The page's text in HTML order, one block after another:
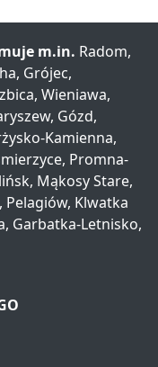
m.in. Radom,
Grójec,
Wieniawa,
Gózd,
Kamienna,
Promna-
Mąkosy Stare,
Pelagiów, Klwatka
Garbatka-Letnisko,